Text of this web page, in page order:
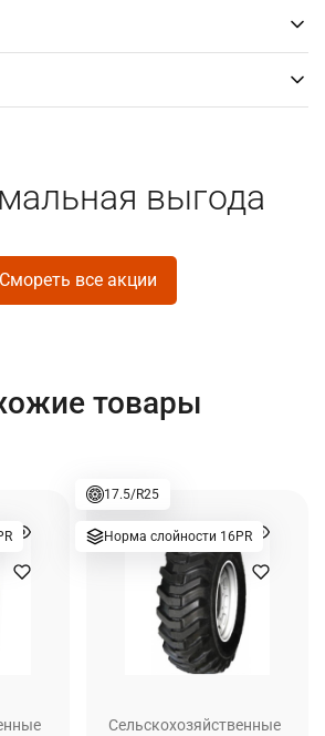
выгода
Смореть все акции
товары
17.5/R25
Норма слойности 16PR
Сельскохозяйственные